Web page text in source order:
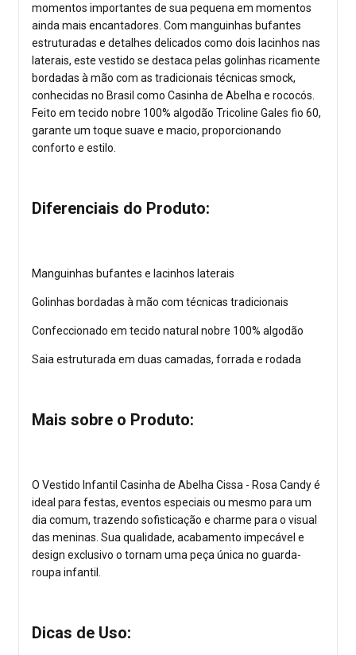
momentos importantes de sua pequena em momentos
ainda mais encantadores. Com manguinhas bufantes
estruturadas e detalhes delicados como dois lacinhos nas
laterais, este vestido se destaca pelas golinhas ricamente
bordadas à mão com as tradicionais técnicas smock,
conhecidas no Brasil como Casinha de Abelha e rococós.
Feito em tecido nobre 100% algodão Tricoline Gales fio 60,
garante um toque suave e macio, proporcionando
conforto e estilo.
Diferenciais do Produto:
Manguinhas bufantes e lacinhos laterais
Golinhas bordadas à mão com técnicas tradicionais
Confeccionado em tecido natural nobre 100% algodão
Saia estruturada em duas camadas, forrada e rodada
Mais sobre o Produto:
O Vestido Infantil Casinha de Abelha Cissa - Rosa Candy é
ideal para festas, eventos especiais ou mesmo para um
dia comum, trazendo sofisticação e charme para o visual
das meninas. Sua qualidade, acabamento impecável e
design exclusivo o tornam uma peça única no guarda-
roupa infantil.
Dicas de Uso: